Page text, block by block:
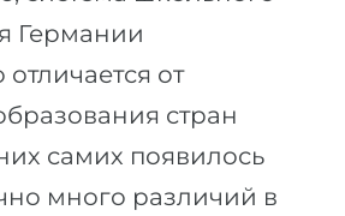
Германии
от
стран
самих появилось
много различий в